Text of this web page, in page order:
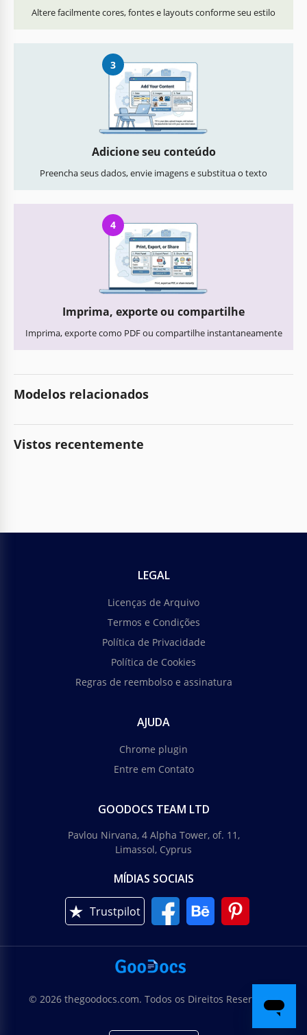
Altere facilmente cores, fontes e layouts conforme seu estilo
3
Adicione seu conteúdo
Preencha seus dados, envie imagens e substitua o texto
4
Imprima, exporte ou compartilhe
Imprima, exporte como PDF ou compartilhe instantaneamente
Modelos relacionados
Vistos recentemente
LEGAL
Licenças de Arquivo
Termos e Condições
Política de Privacidade
Política de Cookies
Regras de reembolso e assinatura
AJUDA
Chrome plugin
Entre em Contato
GOODOCS TEAM LTD
Pavlou Nirvana, 4 Alpha Tower, of. 11,
Limassol, Cyprus
MÍDIAS SOCIAIS
Trustpilot
© 2026 thegoodocs.com. Todos os Direitos Reservados